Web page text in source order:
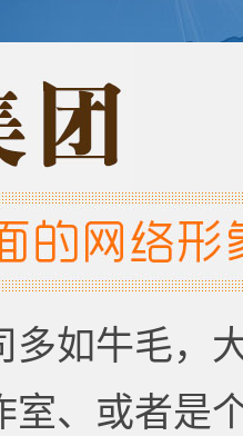
多如牛毛，
室、或者是